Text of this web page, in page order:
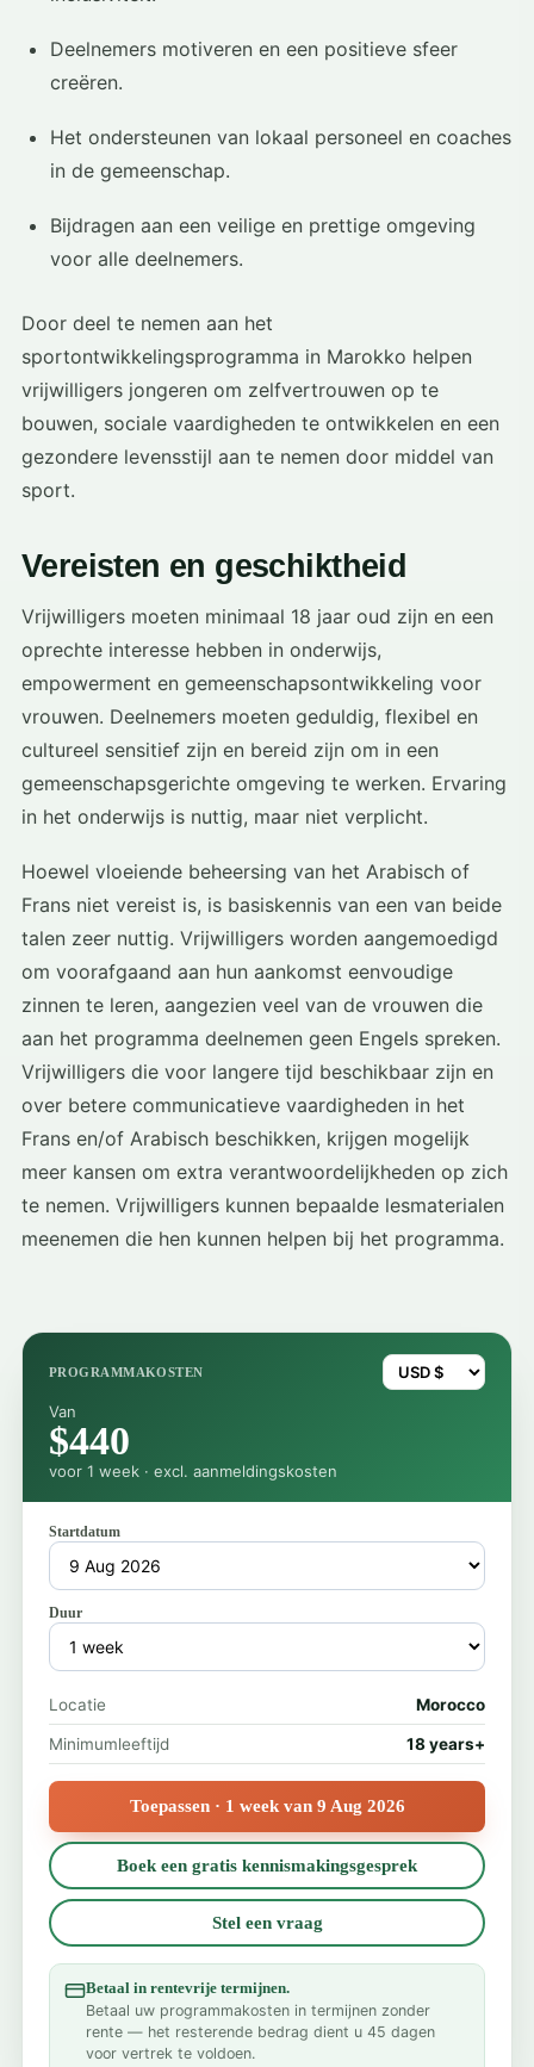
Deelnemers motiveren en een positieve sfeer
creëren.
Het ondersteunen van lokaal personeel en coaches
in de gemeenschap.
Bijdragen aan een veilige en prettige omgeving
voor alle deelnemers.
Door deel te nemen aan het
sportontwikkelingsprogramma in Marokko helpen
vrijwilligers jongeren om zelfvertrouwen op te
bouwen, sociale vaardigheden te ontwikkelen en een
gezondere levensstijl aan te nemen door middel van
sport.
Vereisten en geschiktheid
Vrijwilligers moeten minimaal 18 jaar oud zijn en een
oprechte interesse hebben in onderwijs,
empowerment en gemeenschapsontwikkeling voor
vrouwen. Deelnemers moeten geduldig, flexibel en
cultureel sensitief zijn en bereid zijn om in een
gemeenschapsgerichte omgeving te werken. Ervaring
in het onderwijs is nuttig, maar niet verplicht.
Hoewel vloeiende beheersing van het Arabisch of
Frans niet vereist is, is basiskennis van een van beide
talen zeer nuttig. Vrijwilligers worden aangemoedigd
om voorafgaand aan hun aankomst eenvoudige
zinnen te leren, aangezien veel van de vrouwen die
aan het programma deelnemen geen Engels spreken.
Vrijwilligers die voor langere tijd beschikbaar zijn en
over betere communicatieve vaardigheden in het
Frans en/of Arabisch beschikken, krijgen mogelijk
meer kansen om extra verantwoordelijkheden op zich
te nemen. Vrijwilligers kunnen bepaalde lesmaterialen
meenemen die hen kunnen helpen bij het programma.
PROGRAMMAKOSTEN
Van
$440
voor 1 week · excl. aanmeldingskosten
Startdatum
Duur
Locatie Morocco
Minimumleeftijd 18 years+
Toepassen · 1 week van 9 Aug 2026
Boek een gratis kennismakingsgesprek
Stel een vraag
Betaal in rentevrije termijnen.
Betaal uw programmakosten in termijnen zonder
rente — het resterende bedrag dient u 45 dagen
voor vertrek te voldoen.